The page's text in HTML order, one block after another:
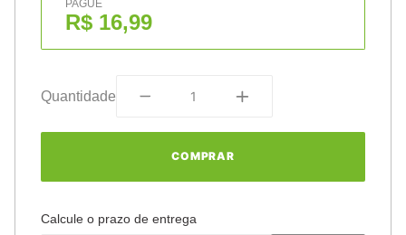
PAGUE
R$ 16,99
Quantidade
COMPRAR
Calcule o prazo de entrega